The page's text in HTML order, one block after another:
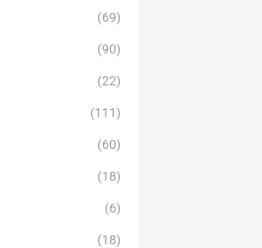
(69)
(90)
(22)
(111)
(60)
(18)
(6)
(18)